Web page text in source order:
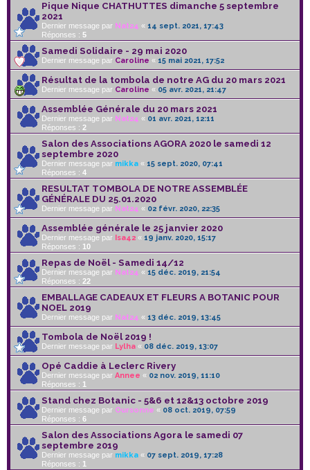
Pique Nique CHATHUTTES dimanche 5 septembre
2021
Dernier message par Nat24 « 14 sept. 2021, 17:43
Réponses : 5
Samedi Solidaire - 29 mai 2020
Dernier message par Caroline « 15 mai 2021, 17:52
Résultat de la tombola de notre AG du 20 mars 2021
Dernier message par Caroline « 05 avr. 2021, 21:47
Assemblée Générale du 20 mars 2021
Dernier message par Nat24 « 01 avr. 2021, 12:11
Réponses : 2
Salon des Associations AGORA 2020 le samedi 12
septembre 2020
Dernier message par mikka « 15 sept. 2020, 07:41
Réponses : 4
RESULTAT TOMBOLA DE NOTRE ASSEMBLÉE
GÉNÉRALE DU 25.01.2020
Dernier message par Nat24 « 02 févr. 2020, 22:35
Assemblée générale le 25 janvier 2020
Dernier message par Isa42 « 19 janv. 2020, 15:17
Réponses : 10
Repas de Noël - Samedi 14/12
Dernier message par Nat24 « 15 déc. 2019, 21:54
Réponses : 22
EMBALLAGE CADEAUX ET FLEURS A BOTANIC POUR
NOEL 2019
Dernier message par Nat24 « 13 déc. 2019, 13:45
Tombola de Noël 2019 !
Dernier message par Lylha « 08 déc. 2019, 13:07
Opé Caddie à Leclerc Rivery
Dernier message par Annee « 02 nov. 2019, 11:10
Réponses : 1
Stand chez Botanic - 5&6 et 12&13 octobre 2019
Dernier message par Oursonne « 08 oct. 2019, 07:59
Réponses : 6
Salon des Associations Agora le samedi 07
septembre 2019
Dernier message par mikka « 07 sept. 2019, 17:28
Réponses : 1